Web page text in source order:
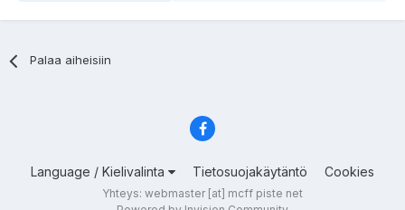
Palaa aiheisiin
Language / Kielivalinta Tietosuojakäytäntö Cookies
Yhteys: webmaster [at] mcff piste net